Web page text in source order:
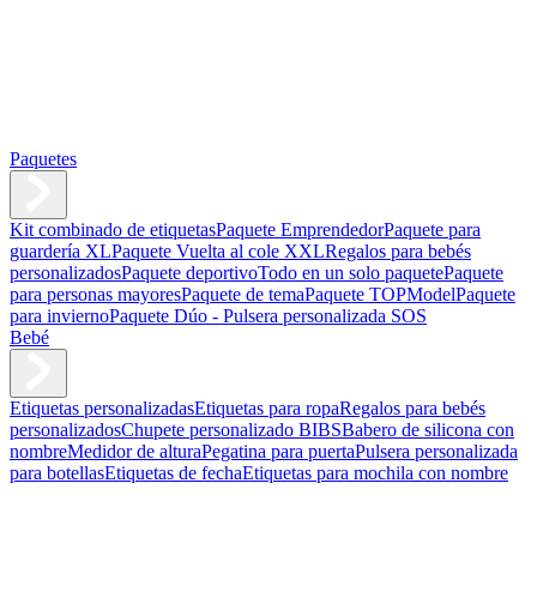
Paquetes
Kit combinado de etiquetasPaquete EmprendedorPaquete para
guardería XLPaquete Vuelta al cole XXLRegalos para bebés
personalizadosPaquete deportivoTodo en un solo paquetePaquete
para personas mayoresPaquete de temaPaquete TOPModelPaquete
para inviernoPaquete Dúo - Pulsera personalizada SOS
Bebé
Etiquetas personalizadasEtiquetas para ropaRegalos para bebés
personalizadosChupete personalizado BIBSBabero de silicona con
nombreMedidor de alturaPegatina para puertaPulsera personalizada
para botellasEtiquetas de fechaEtiquetas para mochila con nombre